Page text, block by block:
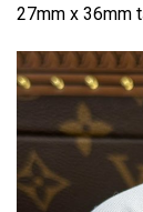
27mm x 36mm